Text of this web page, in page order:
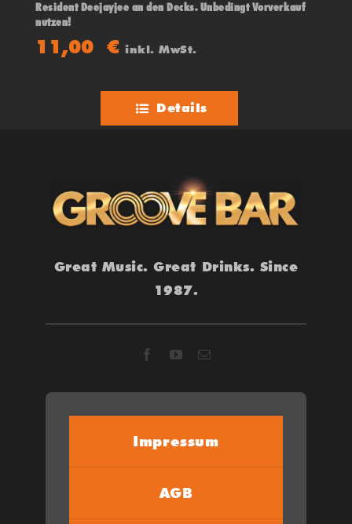
Resident Deejayjee an den Decks. Unbedingt Vorverkauf
nutzen!
11,00€ inkl. MwSt.
Details
Great Music. Great Drinks. Since
1987.
Impressum
AGB